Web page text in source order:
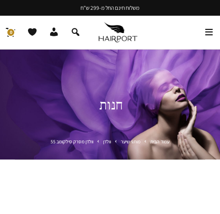
משלוח חינם החל מ-299 ש"ח
0
חנות
עמוד הבית מותגי שיער וולדן וולדן מסרק סילקומב 55